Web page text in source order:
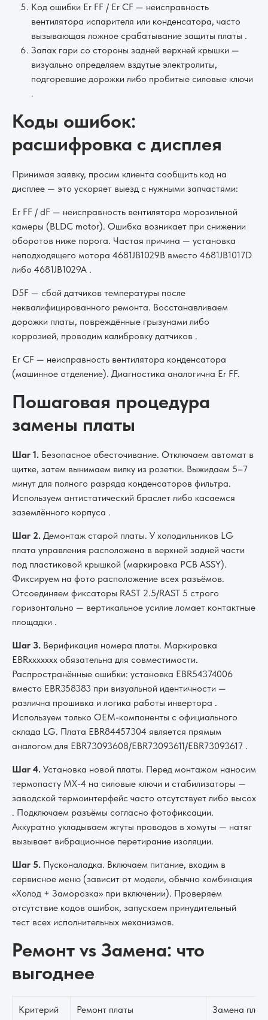
Код ошибки Er FF / Er CF — неисправность
вентилятора испарителя или конденсатора, часто
вызывающая ложное срабатывание защиты платы .
Запах гари со стороны задней верхней крышки —
визуально определяем вздутые электролиты,
подгоревшие дорожки либо пробитые силовые ключи
.
Коды ошибок:
расшифровка с дисплея
Принимая заявку, просим клиента сообщить код на
дисплее — это ускоряет выезд с нужными запчастями:
Er FF / dF — неисправность вентилятора морозильной
камеры (BLDC motor). Ошибка возникает при снижении
оборотов ниже порога. Частая причина — установка
неподходящего мотора 4681JB1029B вместо 4681JB1017D
либо 4681JB1029A .
D5F — сбой датчиков температуры после
неквалифицированного ремонта. Восстанавливаем
дорожки платы, повреждённые грызунами либо
коррозией, проводим калибровку датчиков .
Er CF — неисправность вентилятора конденсатора
(машинное отделение). Диагностика аналогична Er FF.
Пошаговая процедура
замены платы
Шаг 1. Безопасное обесточивание. Отключаем автомат в
щитке, затем вынимаем вилку из розетки. Выжидаем 5–7
минут для полного разряда конденсаторов фильтра.
Используем антистатический браслет либо касаемся
заземлённого корпуса .
Шаг 2. Демонтаж старой платы. У холодильников LG
плата управления расположена в верхней задней части
под пластиковой крышкой (маркировка PCB ASSY).
Фиксируем на фото расположение всех разъёмов.
Отсоединяем фиксаторы RAST 2.5/RAST 5 строго
горизонтально — вертикальное усилие ломает контактные
площадки .
Шаг 3. Верификация номера платы. Маркировка
EBRxxxxxxx обязательна для совместимости.
Распространённые ошибки: установка EBR54374006
вместо EBR358383 при визуальной идентичности —
различна прошивка и логика работы инвертора .
Используем только OEM-компоненты с официального
склада LG. Плата EBR84457304 является прямым
аналогом для EBR73093608/EBR73093611/EBR73093617 .
Шаг 4. Установка новой платы. Перед монтажом наносим
термопасту MX-4 на силовые ключи и стабилизаторы —
заводской термоинтерфейс часто отсутствует либо высох
. Подключаем разъёмы согласно фотофиксации.
Аккуратно укладываем жгуты проводов в хомуты — натяг
вызывает вибрационное перетирание изоляции.
Шаг 5. Пусконаладка. Включаем питание, входим в
сервисное меню (зависит от модели, обычно комбинация
«Холод + Заморозка» при включении). Проверяем
отсутствие кодов ошибок, запускаем принудительный
тест всех исполнительных механизмов.
Ремонт vs Замена: что
выгоднее
Критерий Ремонт платы Замена